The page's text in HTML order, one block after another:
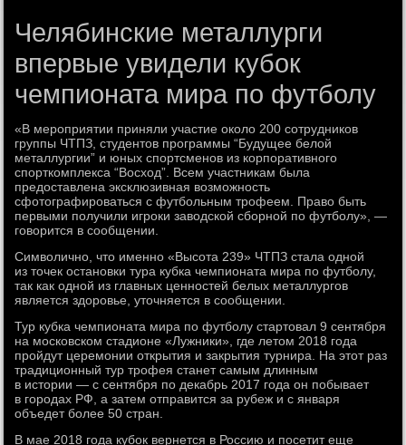
Челябинские металлурги
впервые увидели кубок
чемпионата мира по футболу
«В мероприятии приняли участие около 200 сотрудников
группы ЧТПЗ, студентов программы “Будущее белой
металлургии” и юных спортсменов из корпоративного
спорткомплекса “Восход”. Всем участникам была
предоставлена эксклюзивная возможность
сфотографироваться с футбольным трофеем. Право быть
первыми получили игроки заводской сборной по футболу», —
говорится в сообщении.
Символично, что именно «Высота 239» ЧТПЗ стала одной
из точек остановки тура кубка чемпионата мира по футболу,
так как одной из главных ценностей белых металлургов
является здоровье, уточняется в сообщении.
Тур кубка чемпионата мира по футболу стартовал 9 сентября
на московском стадионе «Лужники», где летом 2018 года
пройдут церемонии открытия и закрытия турнира. На этот раз
традиционный тур трофея станет самым длинным
в истории — с сентября по декабрь 2017 года он побывает
в городах РФ, а затем отправится за рубеж и с января
объедет более 50 стран.
В мае 2018 года кубок вернется в Россию и посетит еще